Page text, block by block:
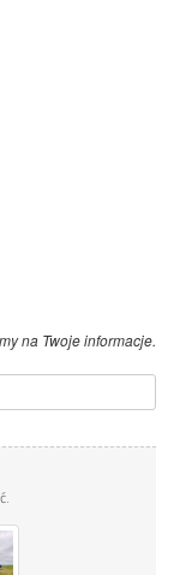
na Twoje informacje.